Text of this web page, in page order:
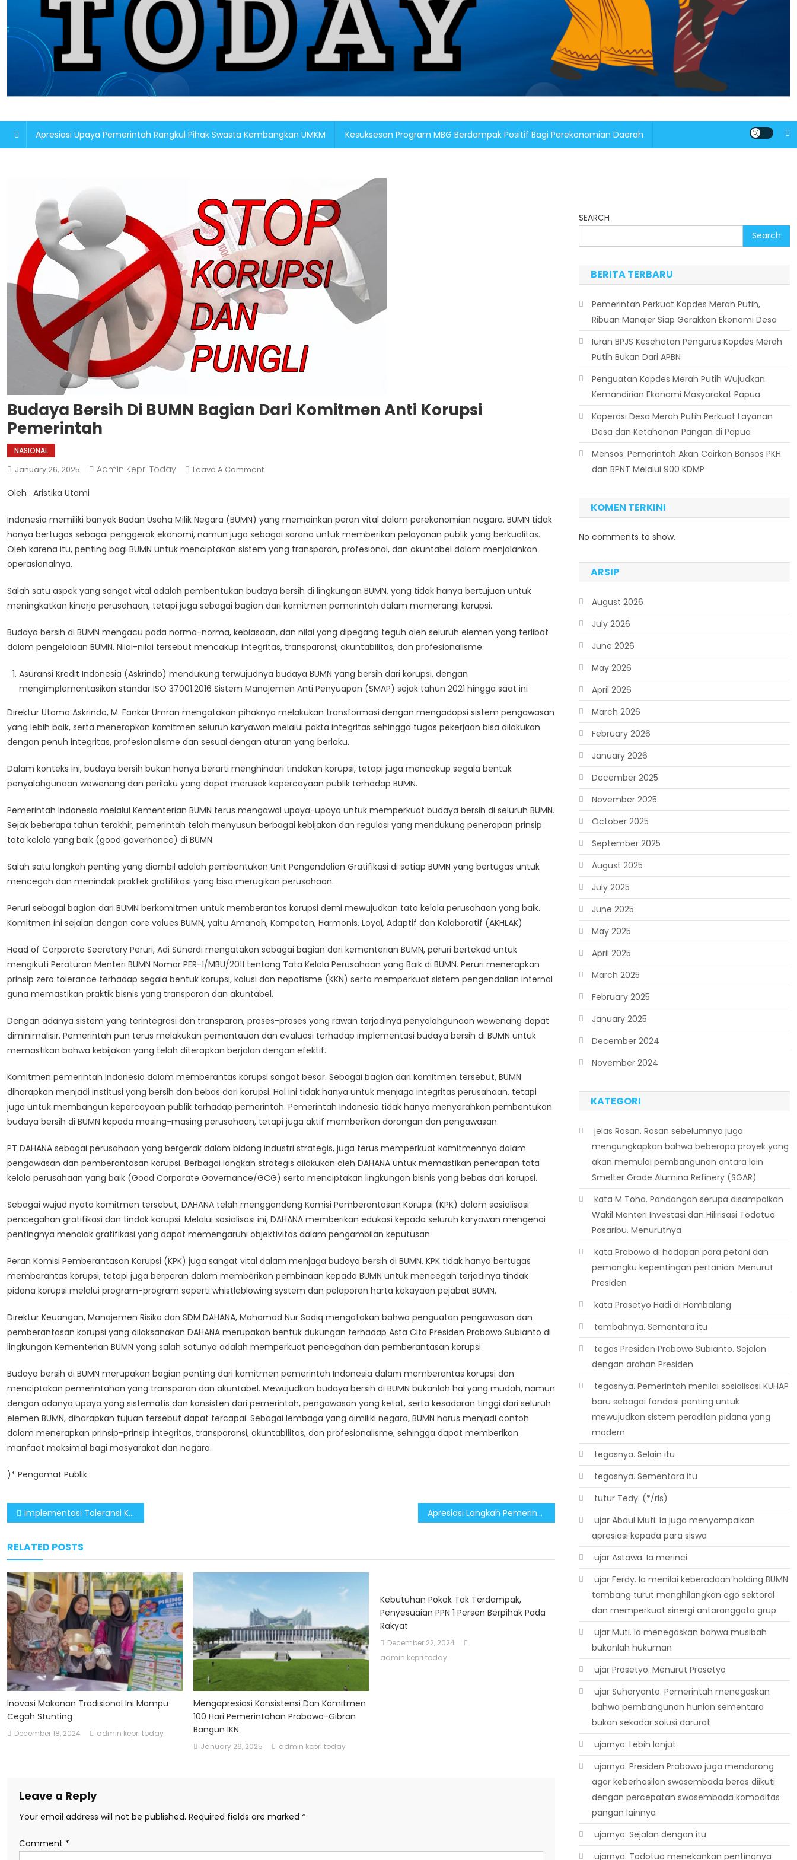
Apresiasi Upaya Pemerintah Rangkul Pihak Swasta Kembangkan UMKM Kesuksesan Program MBG Berdampak Positif Bagi Perekonomian Daerah
Budaya Bersih Di BUMN Bagian Dari Komitmen Anti Korupsi
Pemerintah
NASIONAL
January 26, 2025 Admin Kepri Today Leave A CommentOn
BUMN
Bagian
Dari
Korupsi
Pemerintah
Oleh : Aristika Utami
Indonesia memiliki banyak Badan Usaha Milik Negara (BUMN) yang memainkan peran vital dalam perekonomian negara. BUMN tidak
hanya bertugas sebagai penggerak ekonomi, namun juga sebagai sarana untuk memberikan pelayanan publik yang berkualitas.
Oleh karena itu, penting bagi BUMN untuk menciptakan sistem yang transparan, profesional, dan akuntabel dalam menjalankan
operasionalnya.
Salah satu aspek yang sangat vital adalah pembentukan budaya bersih di lingkungan BUMN, yang tidak hanya bertujuan untuk
meningkatkan kinerja perusahaan, tetapi juga sebagai bagian dari komitmen pemerintah dalam memerangi korupsi.
Budaya bersih di BUMN mengacu pada norma-norma, kebiasaan, dan nilai yang dipegang teguh oleh seluruh elemen yang terlibat
dalam pengelolaan BUMN. Nilai-nilai tersebut mencakup integritas, transparansi, akuntabilitas, dan profesionalisme.
Asuransi Kredit Indonesia (Askrindo) mendukung terwujudnya budaya BUMN yang bersih dari korupsi, dengan
mengimplementasikan standar ISO 37001:2016 Sistem Manajemen Anti Penyuapan (SMAP) sejak tahun 2021 hingga saat ini
Direktur Utama Askrindo, M. Fankar Umran mengatakan pihaknya melakukan transformasi dengan mengadopsi sistem pengawasan
yang lebih baik, serta menerapkan komitmen seluruh karyawan melalui pakta integritas sehingga tugas pekerjaan bisa dilakukan
dengan penuh integritas, profesionalisme dan sesuai dengan aturan yang berlaku.
Dalam konteks ini, budaya bersih bukan hanya berarti menghindari tindakan korupsi, tetapi juga mencakup segala bentuk
penyalahgunaan wewenang dan perilaku yang dapat merusak kepercayaan publik terhadap BUMN.
Pemerintah Indonesia melalui Kementerian BUMN terus mengawal upaya-upaya untuk memperkuat budaya bersih di seluruh BUMN.
Sejak beberapa tahun terakhir, pemerintah telah menyusun berbagai kebijakan dan regulasi yang mendukung penerapan prinsip
tata kelola yang baik (good governance) di BUMN.
Salah satu langkah penting yang diambil adalah pembentukan Unit Pengendalian Gratifikasi di setiap BUMN yang bertugas untuk
mencegah dan menindak praktek gratifikasi yang bisa merugikan perusahaan.
Peruri sebagai bagian dari BUMN berkomitmen untuk memberantas korupsi demi mewujudkan tata kelola perusahaan yang baik.
Komitmen ini sejalan dengan core values BUMN, yaitu Amanah, Kompeten, Harmonis, Loyal, Adaptif dan Kolaboratif (AKHLAK)
Head of Corporate Secretary Peruri, Adi Sunardi mengatakan sebagai bagian dari kementerian BUMN, peruri bertekad untuk
mengikuti Peraturan Menteri BUMN Nomor PER-1/MBU/2011 tentang Tata Kelola Perusahaan yang Baik di BUMN. Peruri menerapkan
prinsip zero tolerance terhadap segala bentuk korupsi, kolusi dan nepotisme (KKN) serta memperkuat sistem pengendalian internal
guna memastikan praktik bisnis yang transparan dan akuntabel.
Dengan adanya sistem yang terintegrasi dan transparan, proses-proses yang rawan terjadinya penyalahgunaan wewenang dapat
diminimalisir. Pemerintah pun terus melakukan pemantauan dan evaluasi terhadap implementasi budaya bersih di BUMN untuk
memastikan bahwa kebijakan yang telah diterapkan berjalan dengan efektif.
Komitmen pemerintah Indonesia dalam memberantas korupsi sangat besar. Sebagai bagian dari komitmen tersebut, BUMN
diharapkan menjadi institusi yang bersih dan bebas dari korupsi. Hal ini tidak hanya untuk menjaga integritas perusahaan, tetapi
juga untuk membangun kepercayaan publik terhadap pemerintah. Pemerintah Indonesia tidak hanya menyerahkan pembentukan
budaya bersih di BUMN kepada masing-masing perusahaan, tetapi juga aktif memberikan dorongan dan pengawasan.
PT DAHANA sebagai perusahaan yang bergerak dalam bidang industri strategis, juga terus memperkuat komitmennya dalam
pengawasan dan pemberantasan korupsi. Berbagai langkah strategis dilakukan oleh DAHANA untuk memastikan penerapan tata
kelola perusahaan yang baik (Good Corporate Governance/GCG) serta menciptakan lingkungan bisnis yang bebas dari korupsi.
Sebagai wujud nyata komitmen tersebut, DAHANA telah menggandeng Komisi Pemberantasan Korupsi (KPK) dalam sosialisasi
pencegahan gratifikasi dan tindak korupsi. Melalui sosialisasi ini, DAHANA memberikan edukasi kepada seluruh karyawan mengenai
pentingnya menolak gratifikasi yang dapat memengaruhi objektivitas dalam pengambilan keputusan.
Peran Komisi Pemberantasan Korupsi (KPK) juga sangat vital dalam menjaga budaya bersih di BUMN. KPK tidak hanya bertugas
memberantas korupsi, tetapi juga berperan dalam memberikan pembinaan kepada BUMN untuk mencegah terjadinya tindak
pidana korupsi melalui program-program seperti whistleblowing system dan pelaporan harta kekayaan pejabat BUMN.
Direktur Keuangan, Manajemen Risiko dan SDM DAHANA, Mohamad Nur Sodiq mengatakan bahwa penguatan pengawasan dan
pemberantasan korupsi yang dilaksanakan DAHANA merupakan bentuk dukungan terhadap Asta Cita Presiden Prabowo Subianto di
lingkungan Kementerian BUMN yang salah satunya adalah memperkuat pencegahan dan pemberantasan korupsi.
Budaya bersih di BUMN merupakan bagian penting dari komitmen pemerintah Indonesia dalam memberantas korupsi dan
menciptakan pemerintahan yang transparan dan akuntabel. Mewujudkan budaya bersih di BUMN bukanlah hal yang mudah, namun
dengan adanya upaya yang sistematis dan konsisten dari pemerintah, pengawasan yang ketat, serta kesadaran tinggi dari seluruh
elemen BUMN, diharapkan tujuan tersebut dapat tercapai. Sebagai lembaga yang dimiliki negara, BUMN harus menjadi contoh
dalam menerapkan prinsip-prinsip integritas, transparansi, akuntabilitas, dan profesionalisme, sehingga dapat memberikan
manfaat maksimal bagi masyarakat dan negara.
)* Pengamat Publik
Post
Implementasi Toleransi Kunci Sukseskan Penyelenggaraan Tahun Baru Imlek Apresiasi Langkah Pemerintah Dalam Penegakan Hukum Kasus Korupsi
RELATED POSTS
Inovasi Makanan Tradisional Ini Mampu
Cegah Stunting
December 18, 2024 admin kepri today
Mengapresiasi Konsistensi Dan Komitmen
100 Hari Pemerintahan Prabowo-Gibran
Bangun IKN
January 26, 2025 admin kepri today
Kebutuhan Pokok Tak Terdampak,
Penyesuaian PPN 1 Persen Berpihak Pada
Rakyat
December 22, 2024
admin kepri today
Leave a Reply
Your email address will not be published. Required fields are marked *
Comment *
SEARCH
Search
BERITA TERBARU
Pemerintah Perkuat Kopdes Merah Putih,
Ribuan Manajer Siap Gerakkan Ekonomi Desa
Iuran BPJS Kesehatan Pengurus Kopdes Merah
Putih Bukan Dari APBN
Penguatan Kopdes Merah Putih Wujudkan
Kemandirian Ekonomi Masyarakat Papua
Koperasi Desa Merah Putih Perkuat Layanan
Desa dan Ketahanan Pangan di Papua
Mensos: Pemerintah Akan Cairkan Bansos PKH
dan BPNT Melalui 900 KDMP
KOMEN TERKINI
No comments to show.
ARSIP
August 2026
July 2026
June 2026
May 2026
April 2026
March 2026
February 2026
January 2026
December 2025
November 2025
October 2025
September 2025
August 2025
July 2025
June 2025
May 2025
April 2025
March 2025
February 2025
January 2025
December 2024
November 2024
KATEGORI
 jelas Rosan. Rosan sebelumnya juga
mengungkapkan bahwa beberapa proyek yang
akan memulai pembangunan antara lain
Smelter Grade Alumina Refinery (SGAR)
 kata M Toha. Pandangan serupa disampaikan
Wakil Menteri Investasi dan Hilirisasi Todotua
Pasaribu. Menurutnya
 kata Prabowo di hadapan para petani dan
pemangku kepentingan pertanian. Menurut
Presiden
 kata Prasetyo Hadi di Hambalang
 tambahnya. Sementara itu
 tegas Presiden Prabowo Subianto. Sejalan
dengan arahan Presiden
 tegasnya. Pemerintah menilai sosialisasi KUHAP
baru sebagai fondasi penting untuk
mewujudkan sistem peradilan pidana yang
modern
 tegasnya. Selain itu
 tegasnya. Sementara itu
 tutur Tedy. (*/rls)
 ujar Abdul Muti. Ia juga menyampaikan
apresiasi kepada para siswa
 ujar Astawa. Ia merinci
 ujar Ferdy. Ia menilai keberadaan holding BUMN
tambang turut menghilangkan ego sektoral
dan memperkuat sinergi antaranggota grup
 ujar Muti. Ia menegaskan bahwa musibah
bukanlah hukuman
 ujar Prasetyo. Menurut Prasetyo
 ujar Suharyanto. Pemerintah menegaskan
bahwa pembangunan hunian sementara
bukan sekadar solusi darurat
 ujarnya. Lebih lanjut
 ujarnya. Presiden Prabowo juga mendorong
agar keberhasilan swasembada beras diikuti
dengan percepatan swasembada komoditas
pangan lainnya
 ujarnya. Sejalan dengan itu
 ujarnya. Todotua menekankan pentingnya